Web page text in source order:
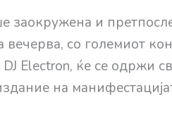
заокружена и
вечерва, со големиот
DJ Electron, ќе се одржи
на